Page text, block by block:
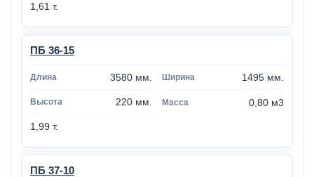
1,61 т.
ПБ 36-15
3580 мм. 1495 мм.
220 мм. 0,80 м3
1,99 т.
ПБ 37-10